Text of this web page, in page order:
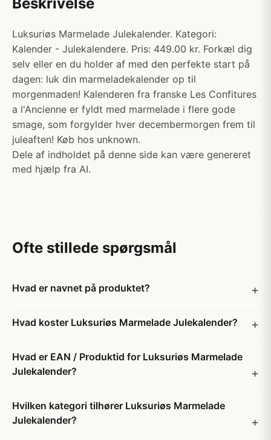
Luksuriøs Marmelade Julekalender. Kategori:
Kalender - Julekalendere. Pris: 449.00 kr. Forkæl dig
selv eller en du holder af med den perfekte start på
dagen: luk din marmeladekalender op til
morgenmaden! Kalenderen fra franske Les Confitures
a l'Ancienne er fyldt med marmelade i flere gode
smage, som forgylder hver decembermorgen frem til
juleaften! Køb hos unknown.
Dele af indholdet på denne side kan være genereret
med hjælp fra AI.
Ofte stillede spørgsmål
Hvad er navnet på produktet?
Hvad koster Luksuriøs Marmelade Julekalender?
Hvad er EAN / Produktid for Luksuriøs Marmelade
Julekalender?
Hvilken kategori tilhører Luksuriøs Marmelade
Julekalender?